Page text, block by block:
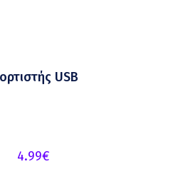
USB
4.99€